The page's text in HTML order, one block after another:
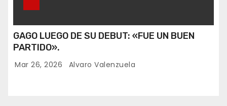
GAGO LUEGO DE SU DEBUT: «FUE UN BUEN
PARTIDO».
Mar 26, 2026 Alvaro Valenzuela